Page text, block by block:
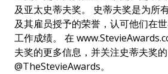
及亚太史蒂夫奖。 史蒂夫奖是为所
及其雇员授予的荣誉，认可他们在
工作成绩。 在
夫奖的更多信息，并关注史蒂夫奖
@TheStevieAwards。